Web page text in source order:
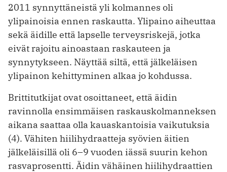
2011 synnyttäneistä yli kolmannes oli
ylipainoisia ennen raskautta. Ylipaino aiheuttaa
sekä äidille että lapselle terveysriskejä, jotka
eivät rajoitu ainoastaan raskauteen ja
synnytykseen. Näyttää siltä, että jälkeläisen
ylipainon kehittyminen alkaa jo kohdussa.
Brittitutkijat ovat osoittaneet, että äidin
ravinnolla ensimmäisen raskauskolmanneksen
aikana saattaa olla kauaskantoisia vaikutuksia
(4). Vähiten hiilihydraatteja syövien äitien
jälkeläisillä oli 6–9 vuoden iässä suurin kehon
rasvaprosentti. Äidin vähäinen hiilihydraattien